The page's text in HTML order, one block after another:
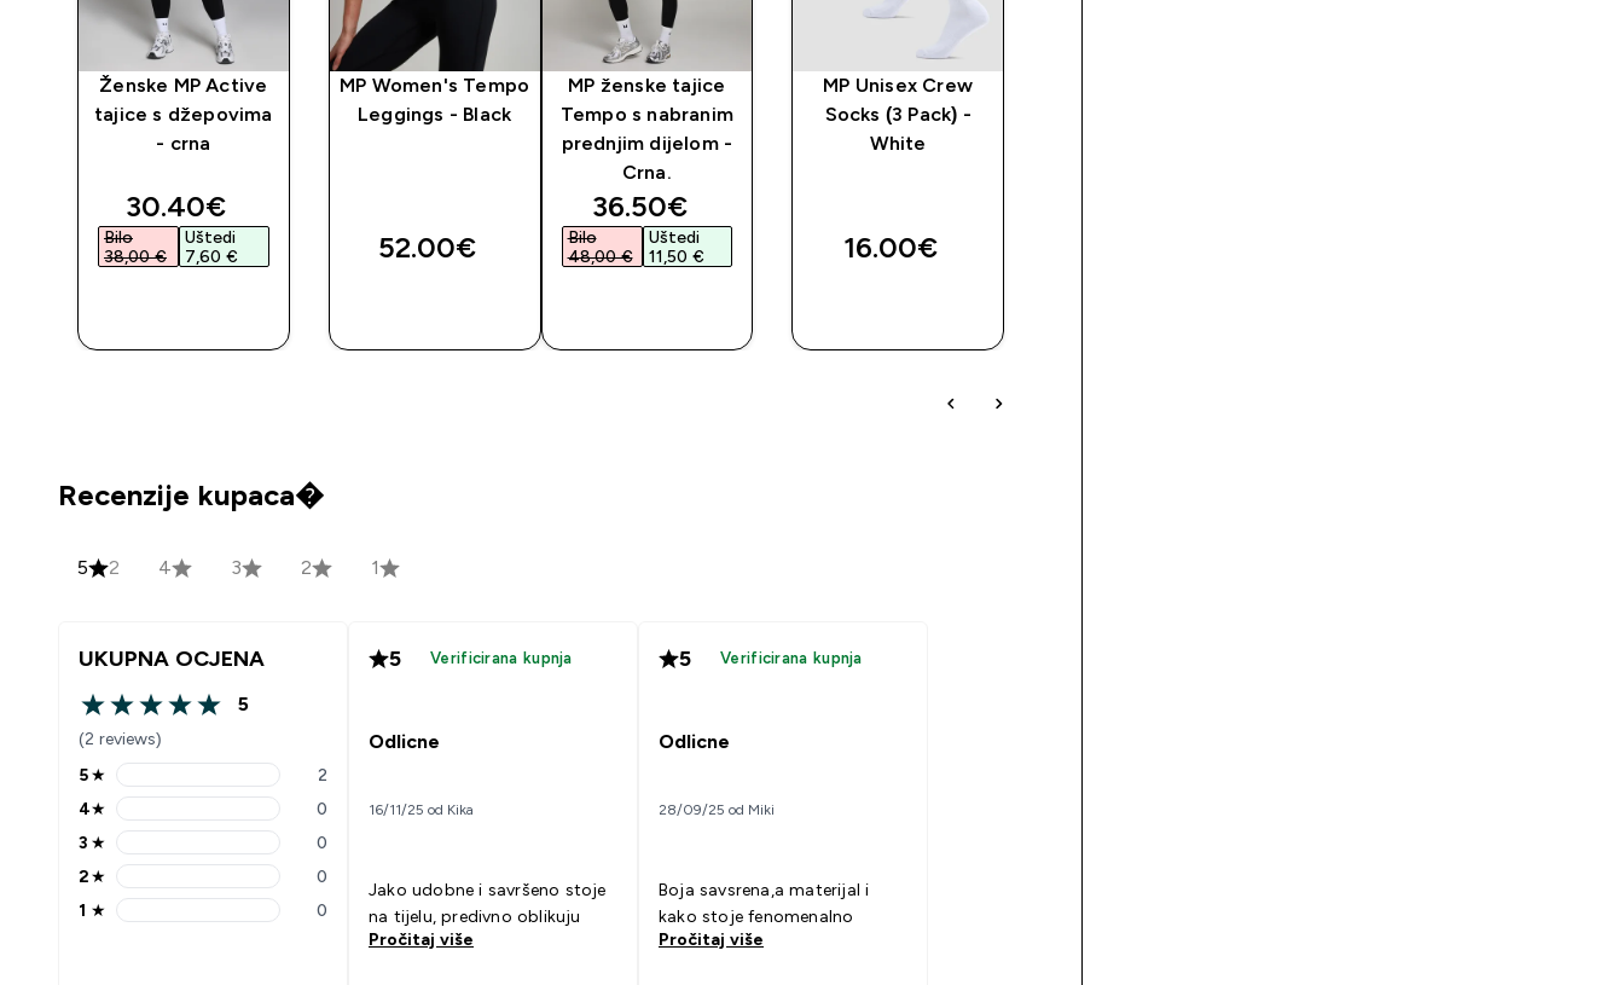
Ženske MP Active
tajice s džepovima
- crna
discounted price
30.40€‎
Bilo
38,00 €‎
Uštedi
7,60 €‎
MP Women's Tempo
Leggings - Black
52.00€‎
MP ženske tajice
Tempo s nabranim
prednjim dijelom -
Crna.
discounted price
36.50€‎
Bilo
48,00 €‎
Uštedi
11,50 €‎
MP Unisex Crew
Socks (3 Pack) -
White
16.00€‎
Recenzije kupaca�
5 2 4 3 2 1
UKUPNA OCJENA
5 out of 5 stars
5
(2 reviews)
5 stars rating 2 reviews
5★ 2
4 stars rating 0 reviews
4★ 0
3 stars rating 0 reviews
3 ★ 0
2 stars rating 0 reviews
2★ 0
1 stars rating 0 reviews
1 ★ 0
5 Verificirana kupnja
Odlicne
16/11/25 od Kika
Jako udobne i savršeno stoje
na tijelu, predivno oblikuju
Pročitaj više
5 Verificirana kupnja
Odlicne
28/09/25 od Miki
Boja savsrena,a materijal i
kako stoje fenomenalno
Pročitaj više